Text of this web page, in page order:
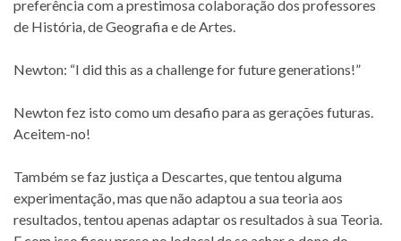
preferência com a prestimosa colaboração dos professores
de História, de Geografia e de Artes.
Newton: “I did this as a challenge for future generations!”
Newton fez isto como um desafio para as gerações futuras.
Aceitem-no!
Também se faz justiça a Descartes, que tentou alguma
experimentação, mas que não adaptou a sua teoria aos
resultados, tentou apenas adaptar os resultados à sua Teoria.